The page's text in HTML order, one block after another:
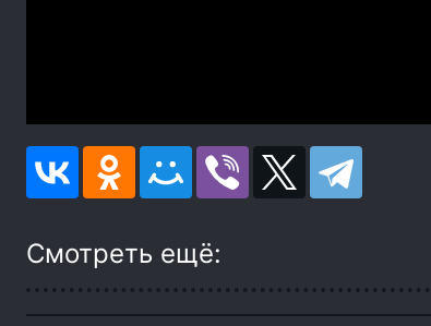
Смотреть ещё: